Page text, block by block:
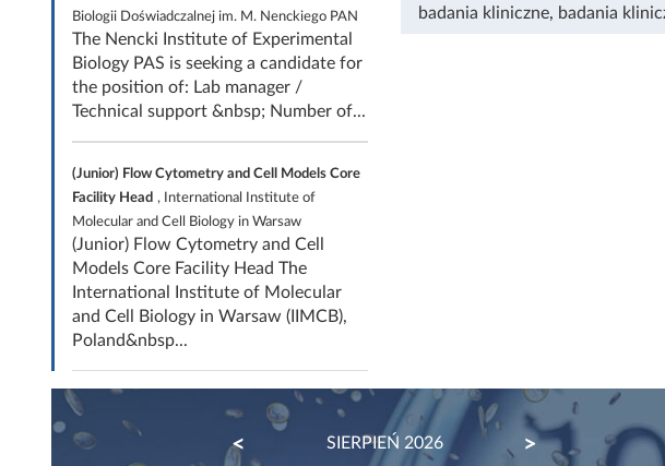
Biologii Doświadczalnej im. M. Nenckiego PAN
The Nencki Institute of Experimental
Biology PAS is seeking a candidate for
the position of: Lab manager /
Technical support &nbsp; Number of...
(Junior) Flow Cytometry and Cell Models Core
Facility Head , International Institute of
Molecular and Cell Biology in Warsaw
(Junior) Flow Cytometry and Cell
Models Core Facility Head The
International Institute of Molecular
and Cell Biology in Warsaw (IIMCB),
Poland&nbsp...
badania kliniczne, badania
SIERPIEŃ 2026
PREVIOUS NEXT